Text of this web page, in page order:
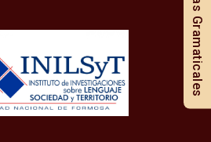
Notas Gramaticales